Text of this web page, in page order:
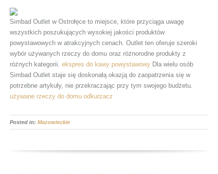
Simbad Outlet w Ostrołęce to miejsce, które przyciąga uwagę
wszystkich poszukujących wysokiej jakości produktów
powystawowych w atrakcyjnych cenach. Outlet ten oferuje szeroki
wybór używanych rzeczy do domu oraz różnorodne produkty z
różnych kategorii. ekspres do kawy powystawowy Dla wielu osób
Simbad Outlet staje się doskonałą okazją do zaopatrzenia się w
potrzebne artykuły, nie przekraczając przy tym swojego budżetu.
używane rzeczy do domu odkurzacz
Posted in: Mazowieckie